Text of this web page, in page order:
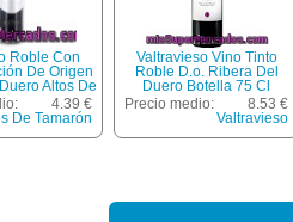
Roble Con
De Origen
Altos De
De 75
4.39 €
De Tamarón
Valtravieso Vino Tinto
Roble D.o. Ribera Del
Duero Botella 75 Cl
Precio medio:
8.53 €
Valtravieso